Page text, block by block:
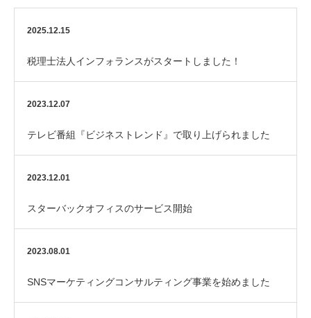
2025.12.15
税理士法人インフォランスがスタートしました！
2023.12.07
テレビ番組『ビジネストレンド』で取り上げられました
2023.12.01
スターバックオフィスのサービス開始
2023.08.01
SNSマーケティングコンサルティング事業を始めました